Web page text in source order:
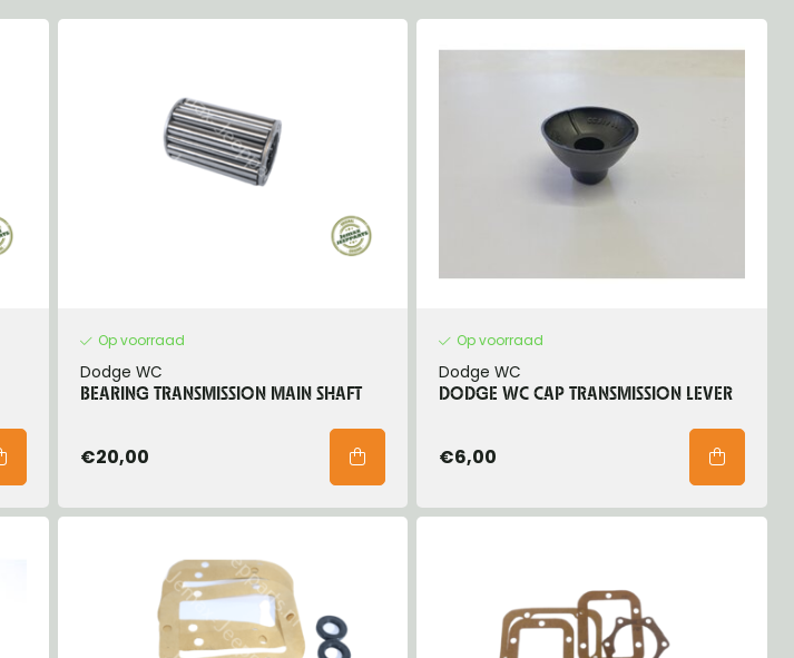
Op voorraad
Dodge WC
BEARING TRANSMISSION MAIN SHAFT
€20,00
Op voorraad
Dodge WC
DODGE WC CAP TRANSMISSION LEVER
€6,00